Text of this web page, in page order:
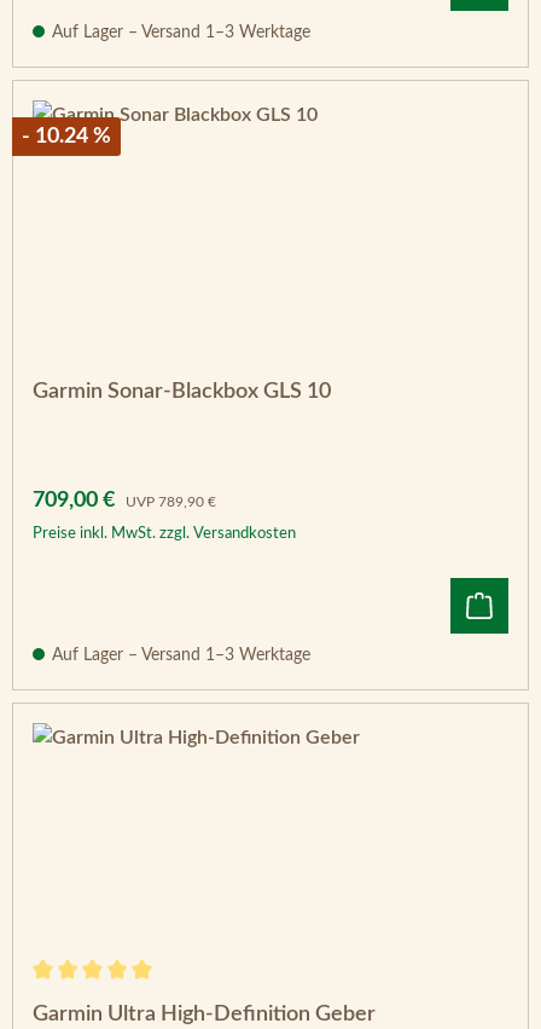
Auf Lager – Versand 1–3 Werktage
- 10.24 %
Garmin Sonar-Blackbox GLS 10
Verkaufspreis:
709,00 € UVP Regulärer Preis:
789,90 €
Preise inkl. MwSt. zzgl. Versandkosten
Auf Lager – Versand 1–3 Werktage
Durchschnittliche Bewertung von 5 von 5 Sternen
Garmin Ultra High-Definition Geber